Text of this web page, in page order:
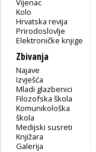
Kolo
Hrvatska revija
Prirodoslovlje
Elektroničke knjige
Zbivanja
Najave
Izvješća
Mladi glazbenici
Filozofska škola
Komunikološka
škola
Medijski susreti
Knjižara
Galerija